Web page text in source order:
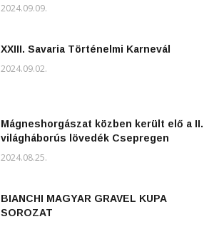
2024.09.09.
XXIII. Savaria Történelmi Karnevál
2024.09.02.
Mágneshorgászat közben került elő a II.
világháborús lövedék Csepregen
2024.08.25.
BIANCHI MAGYAR GRAVEL KUPA
SOROZAT